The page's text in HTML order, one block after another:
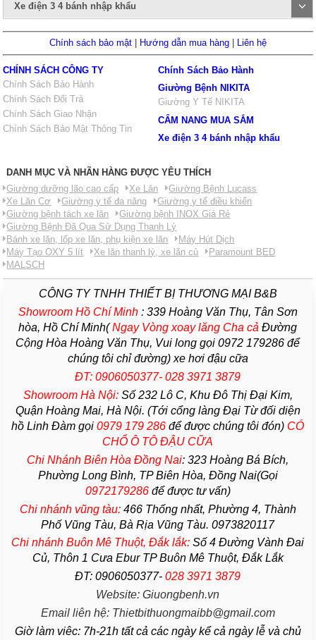
Xe điện 3 4 bánh nhập khẩu
Chính sách bảo mật Hướng dẫn mua hàng Liên hệ
CHÍNH SÁCH CÔNG TY
Chính Sách Bảo Hành
Chính Sách Đổi Trả
Chính Sách Giao Nhận
Chính Sách Bảo Mật Thông Tin
Chính Sách Bảo Hành
Giường Bệnh NIKITA
Giường Y Tế NIKITA
CẨM NANG MUA SẮM
Xe điện 3 4 bánh nhập khẩu
DANH MỤC VÀ NHÃN HÀNG ĐƯỢC YÊU THÍCH
Giường dưỡng lão cao cấp
Xe Lăn
Giường Bệnh Lucass
Xe Lăn Cơ
Giường y tế đa năng
Giường y tế điều khiển
Giường bệnh tách xe lăn
Giường bệnh INOX Giá Rẻ
Giường Bệnh Đã Qua Sử Dụng Thanh Lý
Bánh xe lăn, lốp xe lăn, phụ kiện xe lăn
Máy Hút Dịch
Máy Tạo OXY 5 lít
Xe lăn thanh lý, xe lăn củ
Paramount BED
MALSCH
CÔNG TY TNHH THIẾT BỊ THƯƠNG MẠI B&B
Showroom Hồ Chí Minh:339 Hoàng Văn Thụ, Tân Sơn
hòa, Hồ Chí Minh(Ngay Vòng xoay lăng Cha cả Đường
Cộng Hòa Hoàng Văn Thụ, Vui long gọi 0972 179286 để
chúng tôi chỉ đường) xe hơi đậu cữa
ĐT: 0906050377- 028 3971 3879
Showroom Hà Nội:Số 232 Lô C, Khu Đô Thị Đại Kim,
Quận Hoàng Mai, Hà Nội. (Tới cổng làng Đại Từ đối diện
hồ Linh Đàm gọi0979 179 286 để được chúng tôi đón) CÓ
CHỔ Ô TÔ ĐẬU CỮA
Chi Nhánh Biên Hòa Đồng Nai: 323 Hoàng Bá Bích,
Phường Long Bình, TP Biên Hòa, Đồng Nai(Gọi
0972179286để được tư vấn)
Chi nhánh vũng tàu:466 Thống nhất, Phường4, Thành
Phố Vũng Tàu, Bà Rịa Vũng Tàu. 0973820117
Chi nhánh Buôn Mê Thuột, Đắk lắk:Số 4 Đường Vành Đai
Củ, Thôn 1 Cưa Ebur TP Buôn Mê Thuột, Đắk Lắk
ĐT: 0906050377-028 3971 3879
Website: Giuongbenh.vn
Email liên hệ: Thietbithuongmaibb@gmail.com
Giờ làm viêc: 7h-21h tất cả các ngày kể cả ngày lễ và chủ